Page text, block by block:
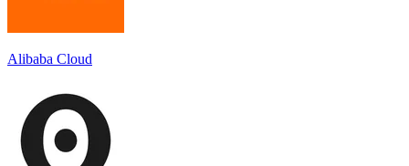
Alibaba Cloud